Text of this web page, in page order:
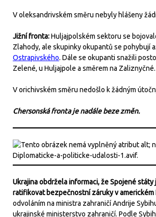
V oleksandrivském směru nebyly hlášeny
Jižní fronta:Huljajpolském sektoru se
Zlahody, ale skupinky okupantů se pohybují
Ostrapivského. Dále se okupanti snažili
Zelené, u Huljajpole a směrem na Zaliznyčné.
V orichivském směru nedošlo k žádným
Chersonská fronta je nadále beze změn.
Ukrajina obdržela informaci, že Spojené
ratifikovat bezpečnostní záruky v americkém
odvoláním na ministra zahraničí Andrije
ukrajinské ministerstvo zahraničí. Podle